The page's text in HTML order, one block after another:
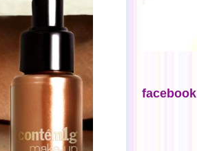
facebook